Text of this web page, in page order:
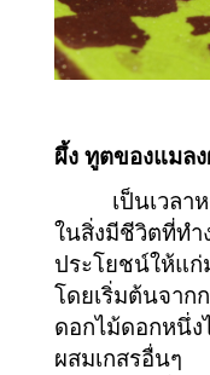
ผึ้ง ทูตของแมลง
เป็นเวลา
ในสิ่งมีชีวิตที่ท
ประโยชน์ให้
โดยเริ่มต้นจาก
ดอกไม้ดอกหนึ่ง
ผสมเกสรอื่นๆ